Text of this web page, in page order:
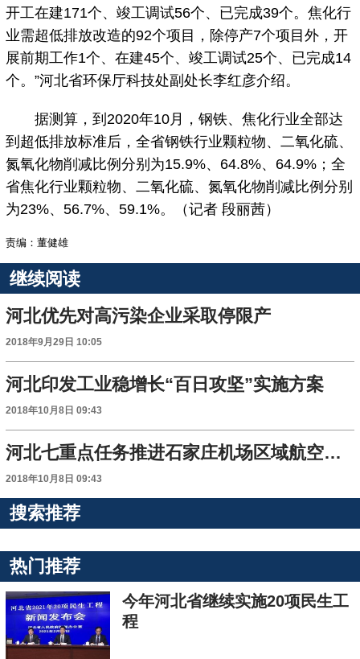
开工在建171个、竣工调试56个、已完成39个。焦化行
业需超低排放改造的92个项目，除停产7个项目外，开
展前期工作1个、在建45个、竣工调试25个、已完成14
个。”河北省环保厅科技处副处长李红彦介绍。
据测算，到2020年10月，钢铁、焦化行业全部达
到超低排放标准后，全省钢铁行业颗粒物、二氧化硫、
氮氧化物削减比例分别为15.9%、64.8%、64.9%；全
省焦化行业颗粒物、二氧化硫、氮氧化物削减比例分别
为23%、56.7%、59.1%。（记者 段丽茜）
责编：董健雄
继续阅读
河北优先对高污染企业采取停限产
2018年9月29日 10:05
河北印发工业稳增长“百日攻坚”实施方案
2018年10月8日 09:43
河北七重点任务推进石家庄机场区域航空枢纽建设
2018年10月8日 09:43
搜索推荐
热门推荐
今年河北省继续实施20项民生工
程